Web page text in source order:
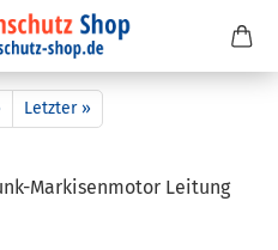
Letzter »
​Markisenmotor Lei­tung